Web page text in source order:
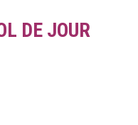
DE JOUR